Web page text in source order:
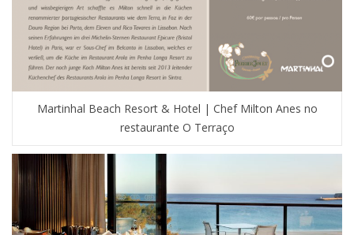
Martinhal Beach Resort & Hotel | Chef Milton Anes no
restaurante O Terraço